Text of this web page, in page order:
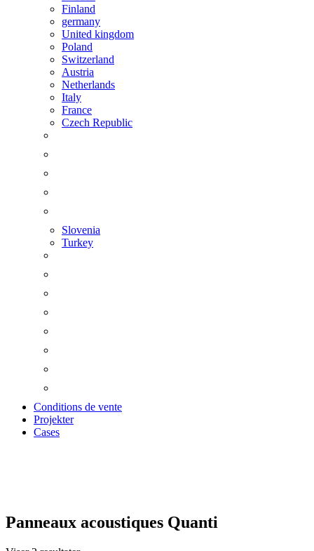
Finland
germany
United kingdom
Poland
Switzerland
Austria
Netherlands
Italy
France
Czech Republic
Slovenia
Turkey
Conditions de vente
Projekter
Cases
Panneaux acoustiques Quanti